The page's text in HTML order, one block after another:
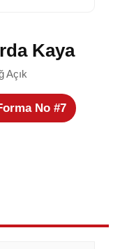
Kaya
Açık
No #7